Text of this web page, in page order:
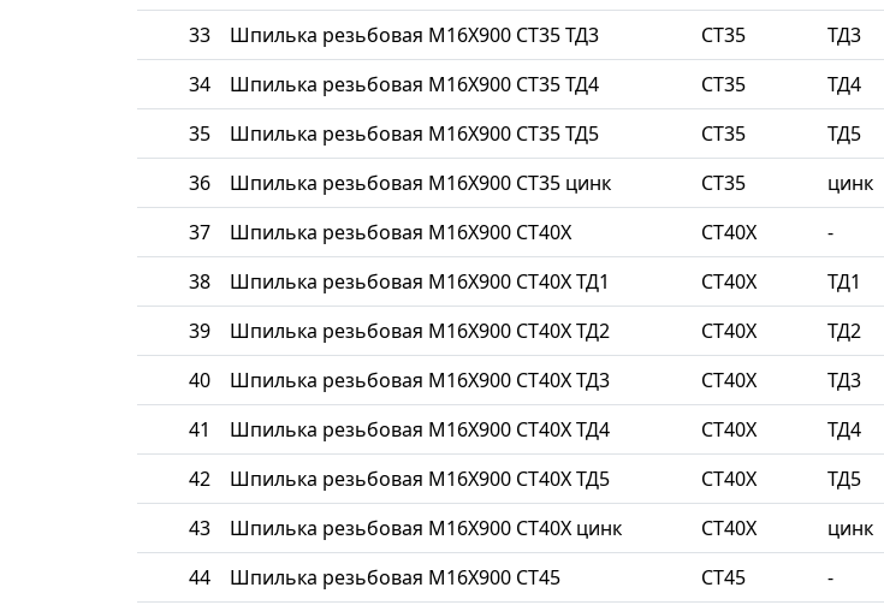
33 Шпилька резьбовая М16Х900 СТ35 ТД3 СТ35 ТД3
34 Шпилька резьбовая М16Х900 СТ35 ТД4 СТ35 ТД4
35 Шпилька резьбовая М16Х900 СТ35 ТД5 СТ35 ТД5
36 Шпилька резьбовая М16Х900 СТ35 цинк СТ35 цинк
37 Шпилька резьбовая М16Х900 СТ40Х СТ40Х -
38 Шпилька резьбовая М16Х900 СТ40Х ТД1 СТ40Х ТД1
39 Шпилька резьбовая М16Х900 СТ40Х ТД2 СТ40Х ТД2
40 Шпилька резьбовая М16Х900 СТ40Х ТД3 СТ40Х ТД3
41 Шпилька резьбовая М16Х900 СТ40Х ТД4 СТ40Х ТД4
42 Шпилька резьбовая М16Х900 СТ40Х ТД5 СТ40Х ТД5
43 Шпилька резьбовая М16Х900 СТ40Х цинк СТ40Х цинк
44 Шпилька резьбовая М16Х900 СТ45 СТ45 -